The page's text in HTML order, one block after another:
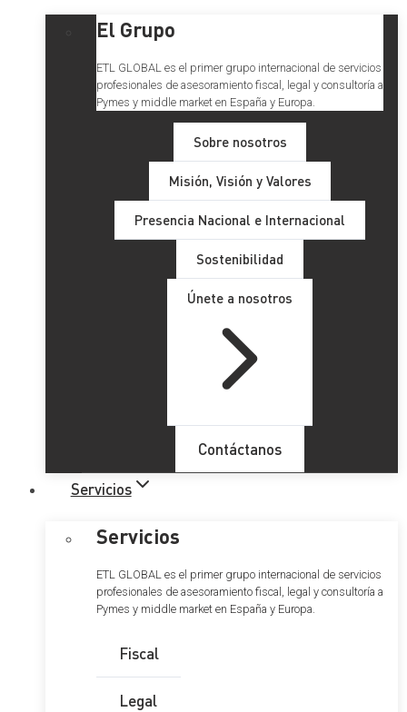
El Grupo
ETL GLOBAL es el primer grupo internacional de servicios
profesionales de asesoramiento fiscal, legal y consultoría a
Pymes y middle market en España y Europa.
Sobre nosotros
Misión, Visión y Valores
Presencia Nacional e Internacional
Sostenibilidad
Únete a nosotros
Contáctanos
Servicios
Servicios
ETL GLOBAL es el primer grupo internacional de servicios
profesionales de asesoramiento fiscal, legal y consultoría a
Pymes y middle market en España y Europa.
Fiscal
Legal